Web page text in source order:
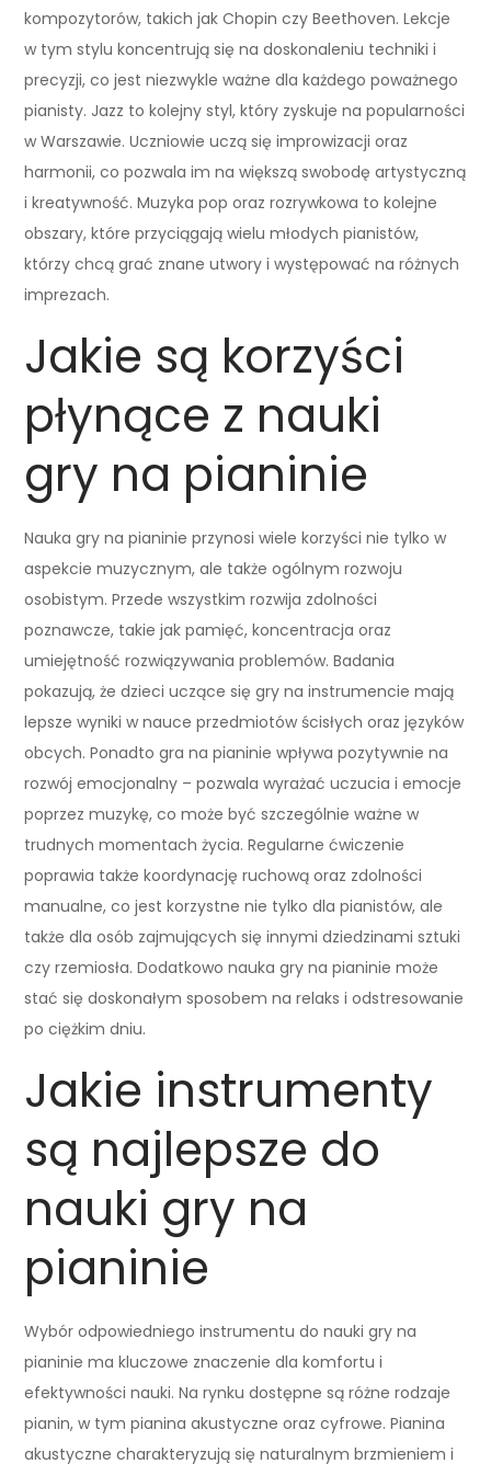
kompozytorów, takich jak Chopin czy Beethoven. Lekcje
w tym stylu koncentrują się na doskonaleniu techniki i
precyzji, co jest niezwykle ważne dla każdego poważnego
pianisty. Jazz to kolejny styl, który zyskuje na popularności
w Warszawie. Uczniowie uczą się improwizacji oraz
harmonii, co pozwala im na większą swobodę artystyczną
i kreatywność. Muzyka pop oraz rozrywkowa to kolejne
obszary, które przyciągają wielu młodych pianistów,
którzy chcą grać znane utwory i występować na różnych
imprezach.
Jakie są korzyści
płynące z nauki
gry na pianinie
Nauka gry na pianinie przynosi wiele korzyści nie tylko w
aspekcie muzycznym, ale także ogólnym rozwoju
osobistym. Przede wszystkim rozwija zdolności
poznawcze, takie jak pamięć, koncentracja oraz
umiejętność rozwiązywania problemów. Badania
pokazują, że dzieci uczące się gry na instrumencie mają
lepsze wyniki w nauce przedmiotów ścisłych oraz języków
obcych. Ponadto gra na pianinie wpływa pozytywnie na
rozwój emocjonalny – pozwala wyrażać uczucia i emocje
poprzez muzykę, co może być szczególnie ważne w
trudnych momentach życia. Regularne ćwiczenie
poprawia także koordynację ruchową oraz zdolności
manualne, co jest korzystne nie tylko dla pianistów, ale
także dla osób zajmujących się innymi dziedzinami sztuki
czy rzemiosła. Dodatkowo nauka gry na pianinie może
stać się doskonałym sposobem na relaks i odstresowanie
po ciężkim dniu.
Jakie instrumenty
są najlepsze do
nauki gry na
pianinie
Wybór odpowiedniego instrumentu do nauki gry na
pianinie ma kluczowe znaczenie dla komfortu i
efektywności nauki. Na rynku dostępne są różne rodzaje
pianin, w tym pianina akustyczne oraz cyfrowe. Pianina
akustyczne charakteryzują się naturalnym brzmieniem i